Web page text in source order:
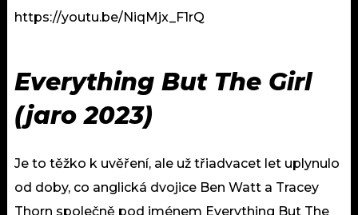
https://youtu.be/NiqMjx_F1rQ
Everything But The Girl
(jaro 2023)
Je to těžko k uvěření, ale už třiadvacet let uplynulo
od doby, co anglická dvojice Ben Watt a Tracey
Thorn společně pod jménem Everything But The